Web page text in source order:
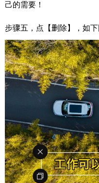
己的需要！
步骤五，点【删除】，如下